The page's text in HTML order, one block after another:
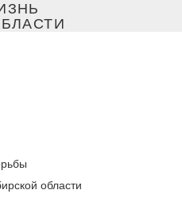
области